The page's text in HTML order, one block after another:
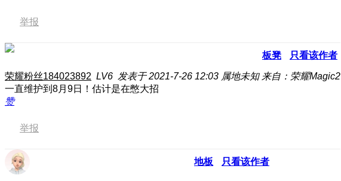
举报
板凳 只看该作者
荣耀粉丝184023892 LV6 发表于 2021-7-26 12:03 属地未知 来自：荣耀Magic2
一直维护到8月9日！估计是在憋大招
赞
举报
地板 只看该作者